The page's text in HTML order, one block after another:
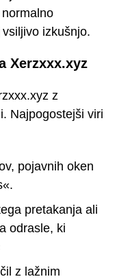
izkušnjo.
Xerzxxx.xyz
z
Najpogostejši viri
pojavnih oken
pretakanja ali
odrasle, ki
z lažnim